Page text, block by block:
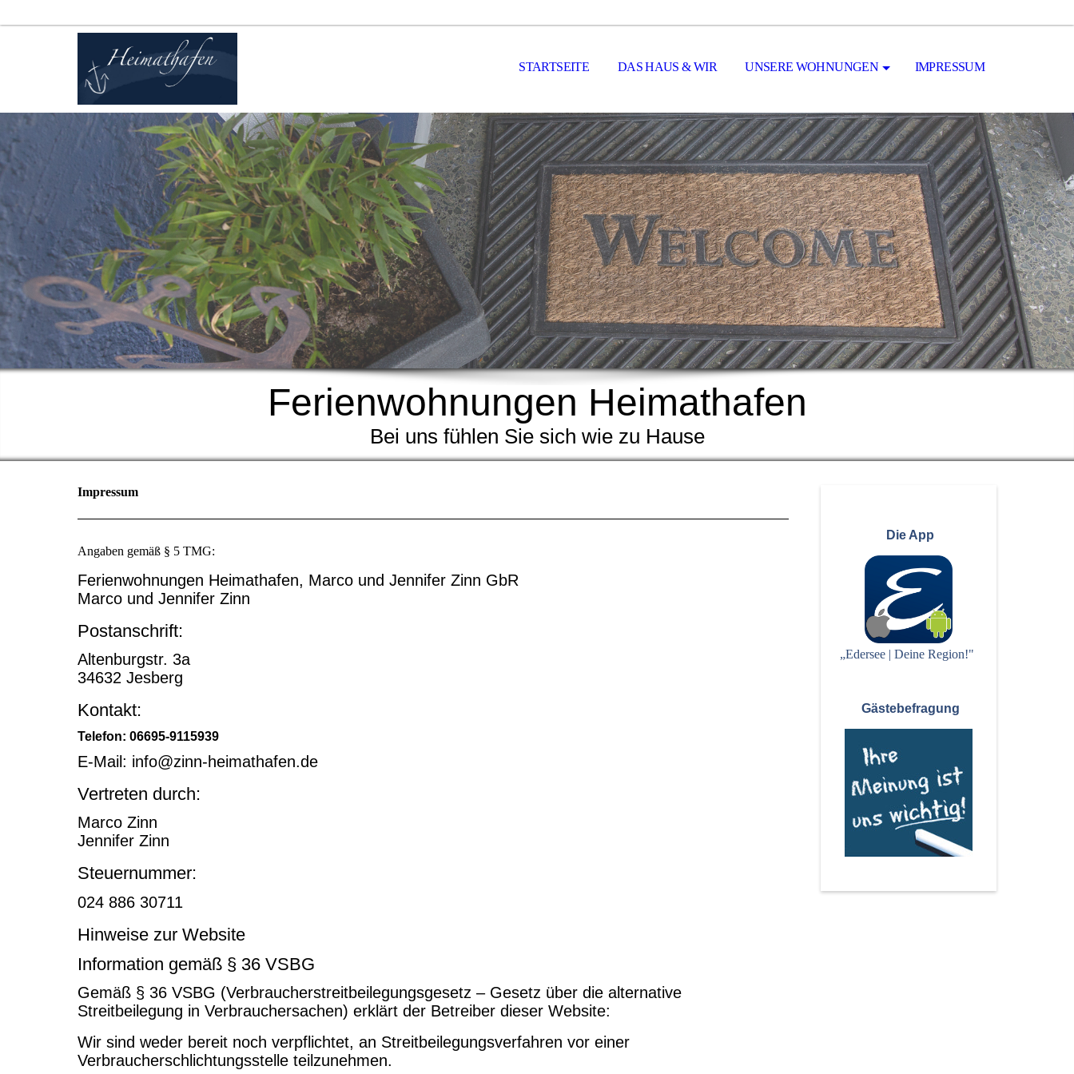
STARTSEITE DAS HAUS & WIR UNSERE WOHNUNGEN IMPRESSUM
Ferienwohnungen Heimathafen
Bei uns fühlen Sie sich wie zu Hause
Impressum
Angaben gemäß § 5 TMG:
Ferienwohnungen Heimathafen, Marco und Jennifer Zinn GbR
Marco und Jennifer Zinn
Postanschrift:
Altenburgstr. 3a
34632 Jesberg
Kontakt:
Telefon: 06695-9115939
E-Mail: info@zinn-heimathafen.de
Vertreten durch:
Marco Zinn
Jennifer Zinn
Steuernummer:
024 886 30711
Hinweise zur Website
Information gemäß § 36 VSBG
Gemäß § 36 VSBG (Verbraucherstreitbeilegungsgesetz – Gesetz über die alternative
Streitbeilegung in Verbrauchersachen) erklärt der Betreiber dieser Website:
Wir sind weder bereit noch verpflichtet, an Streitbeilegungsverfahren vor einer
Verbraucherschlichtungsstelle teilzunehmen.
Die App
„Edersee | Deine Region!"
Gästebefragung